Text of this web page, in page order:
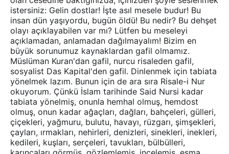
istersiniz: Gelin dostlar! İşte asıl mesele budur! Bu
insan dün yaşıyordu, bugün öldü! Bu nedir? Bu dehşet
olayı açıklayabilen var mı? Lütfen bu meseleyi
açıklamadan, anlamadan dağılmayalım! Bizim en
büyük sorunumuz kaynaklardan gafil olmamız.
Müslüman Kuran'dan gafil, nurcu risaleden gafil,
sosyalist Das Kapital'den gafil. Dinlenmek için tabiata
yönelmek lazım. Bunun için de ara sıra Risale-i Nur
okuyorum. Çünkü İslam tarihinde Said Nursi kadar
tabiata yönelmiş, onunla hemhal olmuş, hemdost
olmuş, onun kadar ağaçları, dağları, bahçeleri, gülleri,
çiçekleri, yağmuru, bulutu, havayı, rüzgarı, şimşekleri,
çayları, ırmakları, nehirleri, denizleri, sinekleri, inekleri,
kedileri, kuşları, serçeleri, tavukları, bülbülleri,